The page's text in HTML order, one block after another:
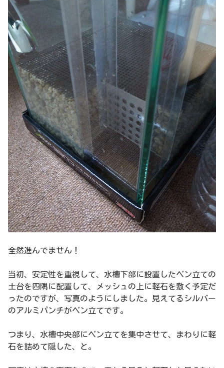
全然進んでません！
当初、安定性を重視して、水槽下部に設置したペン立ての
土台を四隅に配置して、メッシュの上に軽石を敷く予定だ
ったのですが、写真のようにしました。見えてるシルバー
のアルミパンチがペン立てです。
つまり、水槽中央部にペン立てを集中させて、まわりに軽
石を詰めて隠した、と。